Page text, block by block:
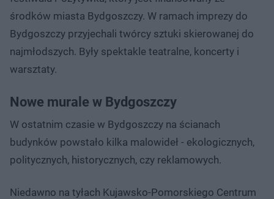
środków miasta Bydgoszczy. W ramach imprezy do
Bydgoszczy przyjechali twórcy sztuki skierowanej do
najmłodszych. Były spektakle teatralne, koncerty i
warsztaty.
Nowe murale w Bydgoszczy
W ostatnim czasie w Bydgoszczy na ścianach
budynków powstało kilka malowideł - ekologicznych,
politycznych, historycznych, czy reklamowych.
Niedawno na tyłach Kujawsko-Pomorskiego Centrum